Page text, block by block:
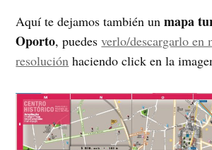
Aquí te dejamos también unmapa
Oporto, puedesverlo/descargarlo en
resolución haciendo click en la